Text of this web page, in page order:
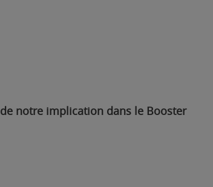
notre implication dans le Booster